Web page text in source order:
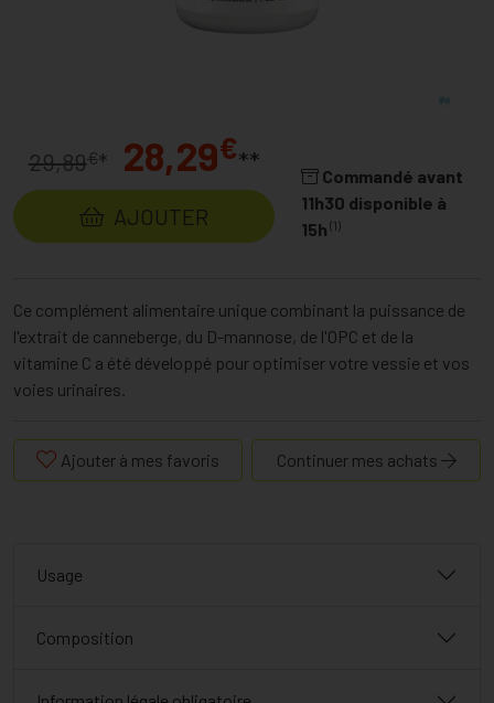
29,89€* 28,29€**
AJOUTER
Commandé avant
11h30 disponible à
15h (1)
Ce complément alimentaire unique combinant la puissance de
l'extrait de canneberge, du D-mannose, de l'OPC et de la
vitamine C a été développé pour optimiser votre vessie et vos
voies urinaires.
Ajouter à mes favoris Continuer mes achats
Usage
Composition